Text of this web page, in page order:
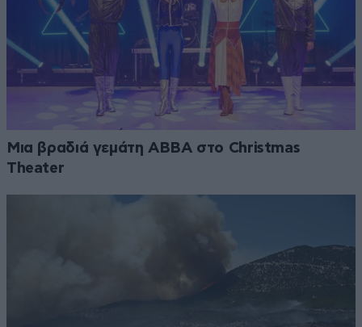
Μια βραδιά γεμάτη ABBA στο Christmas
Theater